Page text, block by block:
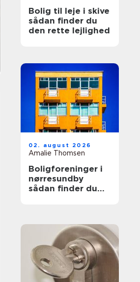
Bolig til leje i skive
sådan finder du
den rette lejlighed
02. august 2026
Amalie Thomsen
Boligforeninger i
nørresundby
sådan finder du